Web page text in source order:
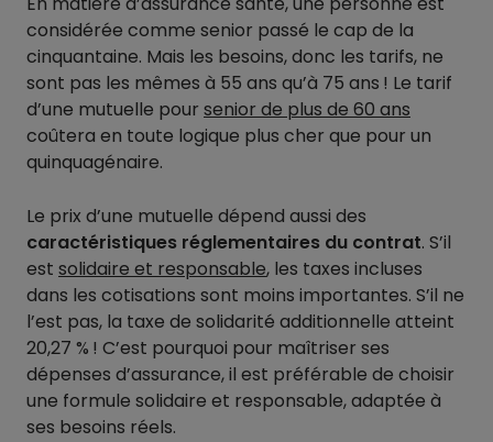
considérée comme senior passé le cap de la
cinquantaine. Mais les besoins, donc les tarifs, ne
sont pas les mêmes à 55 ans qu’à 75 ans ! Le tarif
d’une mutuelle pour senior de plus de 60 ans
coûtera en toute logique plus cher que pour un
quinquagénaire.
Le prix d’une mutuelle dépend aussi des
caractéristiques réglementaires du contrat. S’il
est solidaire et responsable, les taxes incluses
dans les cotisations sont moins importantes. S’il ne
l’est pas, la taxe de solidarité additionnelle atteint
20,27 % ! C’est pourquoi pour maîtriser ses
dépenses d’assurance, il est préférable de choisir
une formule solidaire et responsable, adaptée à
ses besoins réels.